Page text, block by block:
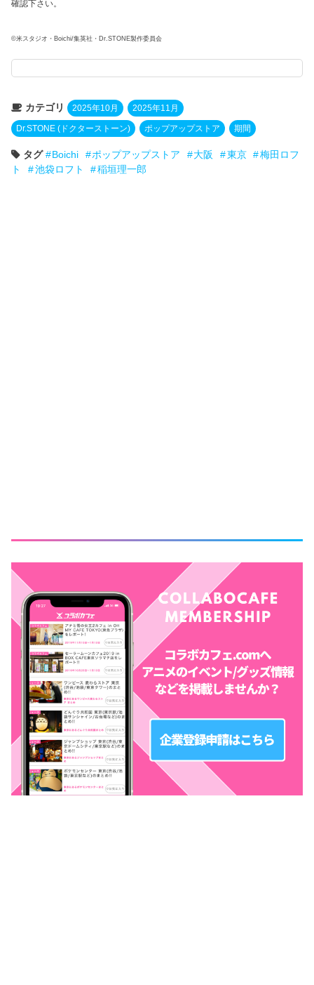
確認下さい。
©米スタジオ・Boichi/集英社・Dr.STONE製作委員会
カテゴリ 2025年10月 2025年11月
Dr.STONE (ドクターストーン) ポップアップストア 期間
タグ Boichi ポップアップストア 大阪 東京
梅田ロフ
ト
池袋ロフト 稲垣理一郎